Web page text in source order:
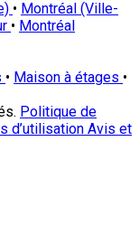
• Montréal (Ville-
• Montréal
• Maison à étages •
Politique de
d’utilisation Avis et